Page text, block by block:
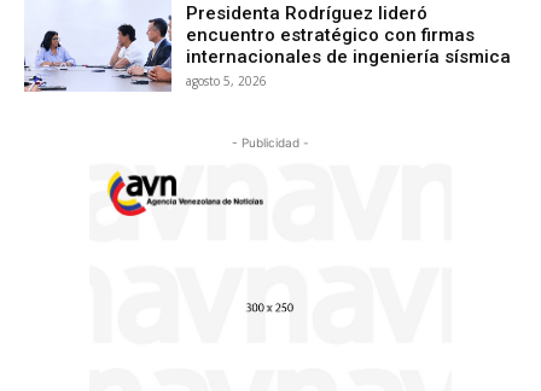
Presidenta Rodríguez lideró
encuentro estratégico con firmas
internacionales de ingeniería sísmica
agosto 5, 2026
- Publicidad -